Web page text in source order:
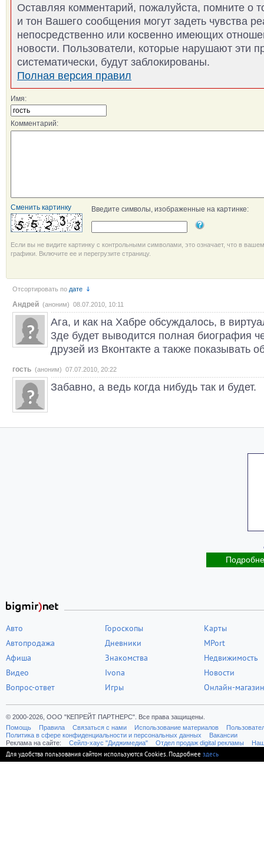
Оставляя комментарий, пожалуйста, помните о
и тон Вашего сообщения могут задеть чувства
непосредственно или косвенно имеющих
новости. Пользователи, которые нарушают эти
систематически, будут заблокированы.
Полная версия правил
Имя:
Комментарий:
Сменить картинку Введите символы, изображенные на картинке:
Если вы не видите картинку с контрольными символами, это означает, что в
графики. Включите ее и перегрузите страницу.
Отсортировать по дате
Андрей (аноним) 08.07.2010, 10:11
Ага, и как на Хабре обсуждалось, в
3де будет выводится полная биография
друзей из Вконтакте а также показывать
гость (аноним) 07.07.2010, 20:22
Забавно, а ведь когда нибудь так и будет.
Авто
Автопродажа
Афиша
Видео
Вопрос-ответ
Гороскопы
Дневники
Знакомства
Ivona
Игры
Карты
MPort
Недвижимость
Новости
Онлайн-магазин
© 2000-2026, ООО "КЕПРЕЙТ ПАРТНЕРС". Все права защищены.
Помощь
Правила Связаться с нами Использование материалов
Политика в сфере конфиденциальности и персональных данных
Вакансии
Реклама на сайте:
Cейлз-хаус "Диджимедиа" Отдел продаж digital рекламы
Для удобства пользования сайтом используются Cookies. Подробнее здесь